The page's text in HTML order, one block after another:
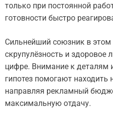
только при постоянной
готовности быстро
Сильнейший союзник в этом
скрупулёзность и здоровое
цифре. Внимание к деталям
гипотез помогают находить
направляя рекламный
максимальную отдачу.